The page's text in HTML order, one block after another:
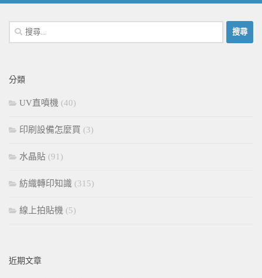
搜
尋
字:
分類
UV直噴機 (40)
印刷設備怎麼買 (3)
水晶貼 (91)
紡織轉印知識 (315)
線上拍貼機 (5)
近期文章